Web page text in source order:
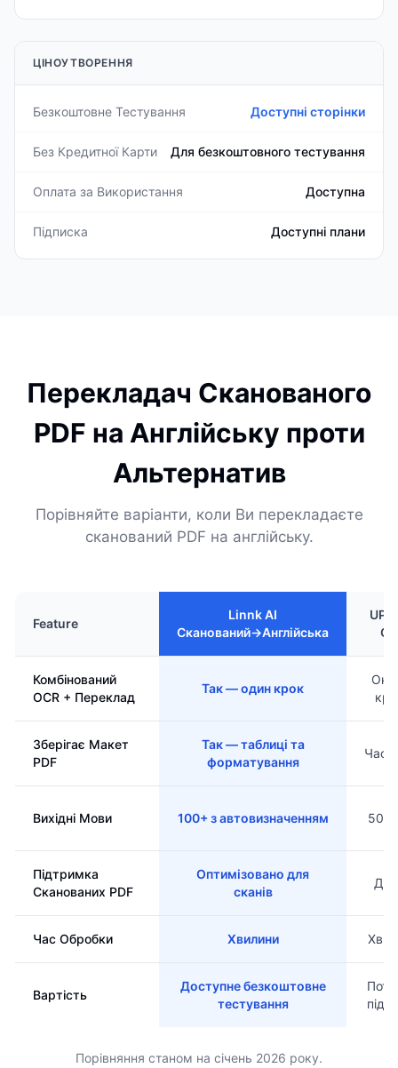
ЦІНОУТВОРЕННЯ
Безкоштовне Тестування Доступні сторінки
Без Кредитної Карти Для безкоштовного тестування
Оплата за Використання Доступна
Підписка Доступні плани
Перекладач Сканованого
PDF на Англійську проти
Альтернатив
Порівняйте варіанти, коли Ви перекладаєте
сканований PDF на англійську.
Feature
Linnk AI
Сканований→Англійська
Комбінований
OCR + Переклад
Так — один крок
Зберігає Макет
PDF
Так — таблиці та
форматування
Вихідні Мови 100+ з автовизначенням 50+
Підтримка
Сканованих PDF
Оптимізовано для
сканів
Час Обробки Хвилини
Вартість
Доступне безкоштовне
тестування
Порівняння станом на січень 2026 року.